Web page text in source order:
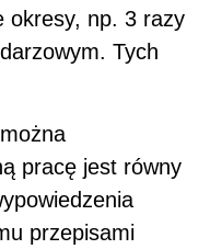
okresy, np. 3 razy
Tych
pracę jest równy
przepisami